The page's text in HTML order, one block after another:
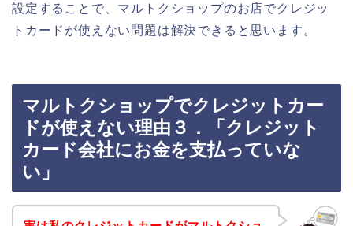
設定することで、マルトクショップのお店でクレジッ
トカードが使えない問題は解決できると思います。
マルトクショップでクレジットカー
ドが使えない理由３．「クレジット
カード会社にお金を支払っていな
い」